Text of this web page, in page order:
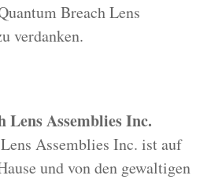
Breach Lens
verdanken.
Lens Assemblies Inc.
Assemblies Inc. ist auf
und von den gewaltigen